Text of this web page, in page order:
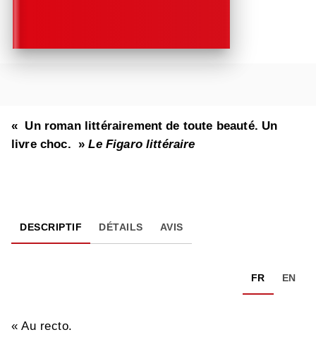
« Un roman littérairement de toute beauté. Un
livre choc. »Le Figaro littéraire
DESCRIPTIF DÉTAILS AVIS
FR EN
« Au recto.